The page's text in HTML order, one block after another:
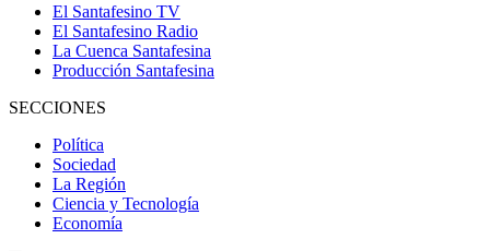
El Santafesino TV
El Santafesino Radio
La Cuenca Santafesina
Producción Santafesina
SECCIONES
Política
Sociedad
La Región
Ciencia y Tecnología
Economía